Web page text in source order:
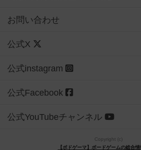
お問い合わせ
公式X
公式instagram
公式Facebook
公式YouTubeチャンネル
Copyright (c)
【ボドゲーマ】ボードゲームの総合情